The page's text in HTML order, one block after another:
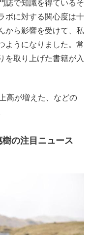
誌で知識を得ているそ
ボに対する関心度は十
から影響を受けて、私
ようになりました。常
を取り上げた書籍が入
高が増えた、などの
の注目ニュース